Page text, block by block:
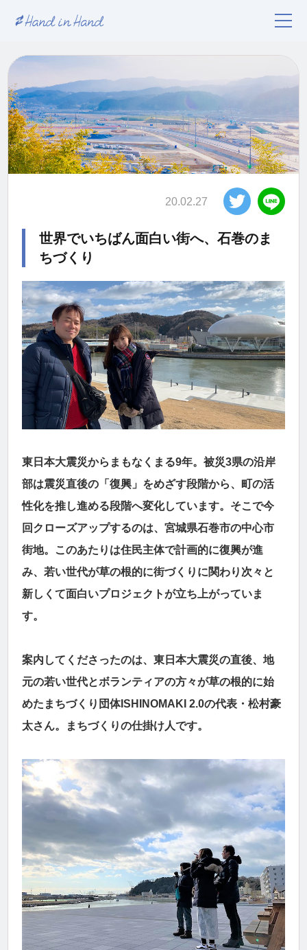
20.02.27
世界でいちばん面白い街へ、石巻のま
ちづくり
東日本大震災からまもなくまる9年。被災3県の沿岸
部は震災直後の「復興」をめざす段階から、町の活
性化を推し進める段階へ変化しています。そこで今
回クローズアップするのは、宮城県石巻市の中心市
街地。このあたりは住民主体で計画的に復興が進
み、若い世代が草の根的に街づくりに関わり次々と
新しくて面白いプロジェクトが立ち上がっていま
す。
案内してくださったのは、東日本大震災の直後、地
元の若い世代とボランティアの方々が草の根的に始
めたまちづくり団体ISHINOMAKI 2.0の代表・松村豪
太さん。まちづくりの仕掛け人です。